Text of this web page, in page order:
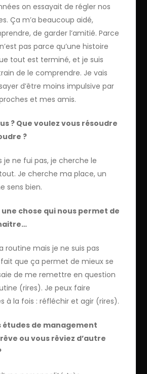
on essayait de régler nos
Ça m’a beaucoup aidé,
de garder l’amitié. Parce
pas parce qu’une histoire
tout est terminé, et je suis
de le comprendre. Je vais
d’être moins impulsive par
et mes amis.
? Que voulez vous résoudre
?
je ne fui pas, je cherche le
Je cherche ma place, un
sens bien.
chose qui nous permet de
routine mais je ne suis pas
fait que ça permet de mieux se
de me remettre en question
(rires). Je peux faire
à la fois : réfléchir et agir (rires).
études de management
ou vous rêviez d’autre